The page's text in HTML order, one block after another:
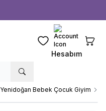
Favorilerim
Hesabım
Yenidoğan Bebek Çocuk Giyim